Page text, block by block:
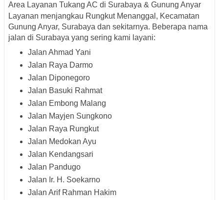
Area Layanan Tukang AC di Surabaya & Gunung Anyar
Layanan menjangkau Rungkut Menanggal, Kecamatan
Gunung Anyar, Surabaya dan sekitarnya. Beberapa nama
jalan di Surabaya yang sering kami layani:
Jalan Ahmad Yani
Jalan Raya Darmo
Jalan Diponegoro
Jalan Basuki Rahmat
Jalan Embong Malang
Jalan Mayjen Sungkono
Jalan Raya Rungkut
Jalan Medokan Ayu
Jalan Kendangsari
Jalan Pandugo
Jalan Ir. H. Soekarno
Jalan Arif Rahman Hakim